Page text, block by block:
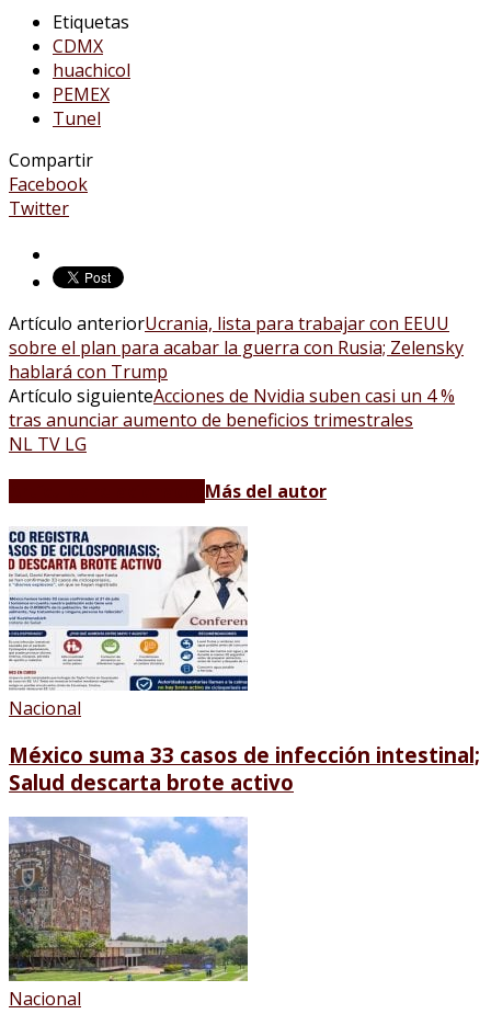
Etiquetas
CDMX
huachicol
PEMEX
Tunel
Compartir
Facebook
Twitter
Artículo anteriorUcrania, lista para trabajar con EEUU
sobre el plan para acabar la guerra con Rusia; Zelensky
hablará con Trump
Artículo siguienteAcciones de Nvidia suben casi un 4 %
tras anunciar aumento de beneficios trimestrales
NL TV LG
Más del autor
Nacional
México suma 33 casos de infección intestinal;
Salud descarta brote activo
Nacional